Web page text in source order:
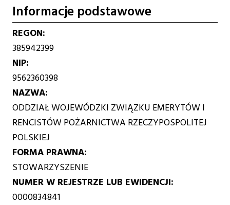
Informacje podstawowe
REGON
385942399
NIP
9562360398
NAZWA
ODDZIAŁ WOJEWÓDZKI ZWIĄZKU EMERYTÓW I
RENCISTÓW POŻARNICTWA RZECZYPOSPOLITEJ
POLSKIEJ
FORMA PRAWNA
STOWARZYSZENIE
NUMER W REJESTRZE LUB EWIDENCJI
0000834841